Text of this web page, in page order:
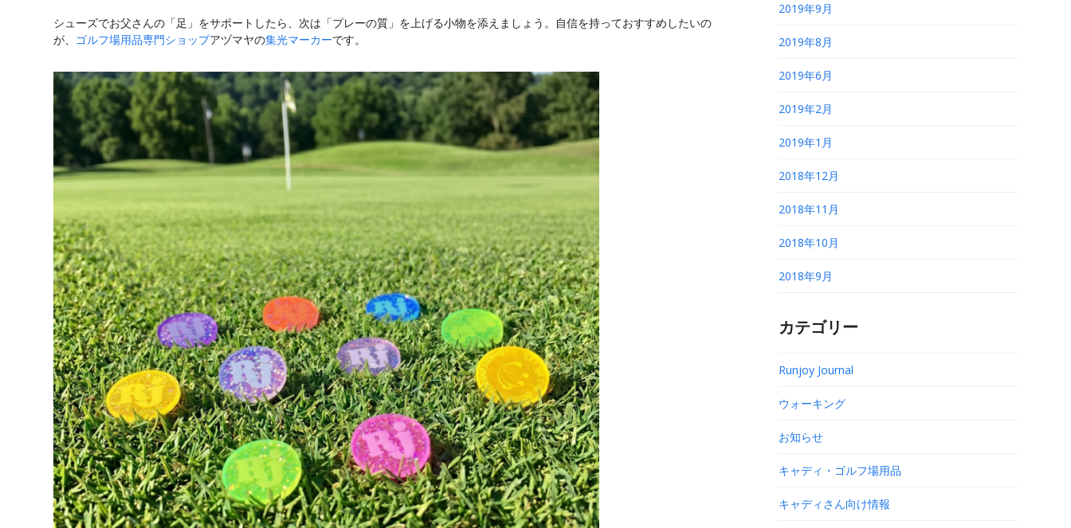
シューズでお父さんの「足」をサポートしたら、次は「プレーの質」を上げる小物を添えましょう。自信を持っておすすめしたいの
が、 ゴルフ場用品専門ショップアヅマヤの集光マーカーです。
2019年9月
2019年8月
2019年6月
2019年2月
2019年1月
2018年12月
2018年11月
2018年10月
2018年9月
カテゴリー
Runjoy Journal
ウォーキング
お知らせ
キャディ・ゴルフ場用品
キャディさん向け情報